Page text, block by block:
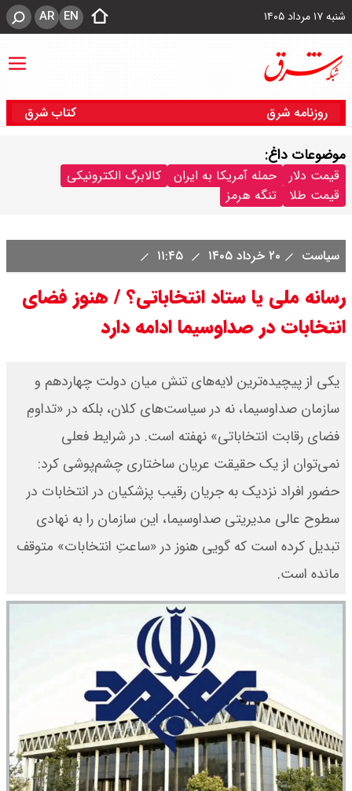
شنبه ۱۷ مرداد ۱۴۰۵ EN
AR
روزنامه شرق کتاب شرق
موضوعات داغ:
قیمت دلار حمله آمریکا به ایران
کالابرگ الکترونیکی
قیمت طلا
تنگه هرمز
سیاست ۲۰ خرداد ۱۴۰۵
رسانه ملی یا ستاد انتخاباتی؟ / هنوز فضای
انتخابات در صداوسیما ادامه دارد
یکی از پیچیده‌ترین لایه‌های تنش میان دولت چهاردهم و
سازمان صداوسیما، نه در سیاست‌های کلان، بلکه در «تداومِ
فضای رقابت انتخاباتی» نهفته است. در شرایط فعلی
نمی‌توان از یک حقیقت عریان ساختاری چشم‌پوشی کرد:
حضور افراد نزدیک به جریان رقیب پزشکیان در انتخابات در
سطوح عالی مدیریتی صداوسیما، این سازمان را به نهادی
تبدیل کرده است که گویی هنوز در «ساعتِ انتخابات» متوقف
مانده است.